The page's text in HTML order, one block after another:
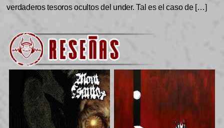
verdaderos tesoros ocultos del under. Tal es el caso de […]